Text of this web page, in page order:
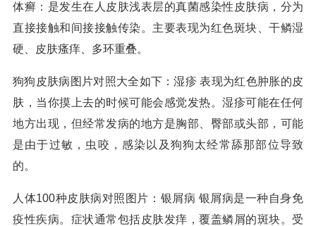
体癣：是发生在人皮肤浅表层的真菌感染性皮肤病，分为
直接接触和间接接触传染。主要表现为红色斑块、干鳞湿
硬、皮肤瘙痒、多环重叠。
狗狗皮肤病图片对照大全如下：湿疹 表现为红色肿胀的皮
肤，当你摸上去的时候可能会感觉发热。湿疹可能在任何
地方出现，但经常发病的地方是胸部、臀部或头部，可能
是由于过敏，虫咬，感染以及狗狗太经常舔那部位导致
的。
人体100种皮肤病对照图片：银屑病 银屑病是一种自身免
疫性疾病。症状通常包括皮肤发痒，覆盖鳞屑的斑块。受